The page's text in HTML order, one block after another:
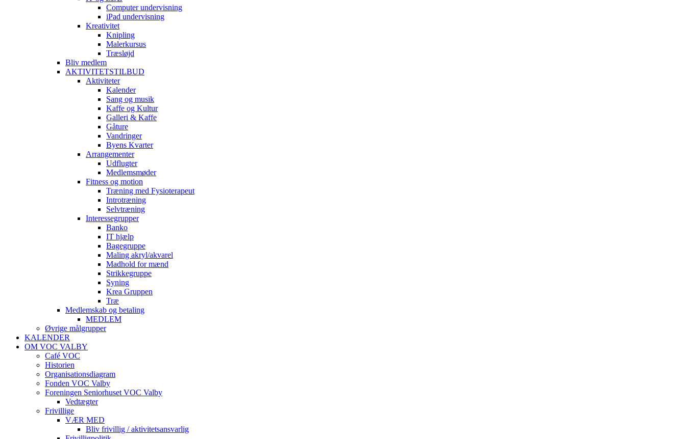
Computer undervisning
iPad undervisning
Kreativitet
Knipling
Malerkursus
Træsløjd
Bliv medlem
AKTIVITETSTILBUD
Aktiviteter
Kalender
Sang og musik
Kaffe og Kultur
Galleri & Kaffe
Gåture
Vandringer
Byens Kvarter
Arrangementer
Udflugter
Medlemsmøder
Fitness og motion
Træning med Fysioterapeut
Introtræning
Selvtræning
Interessegrupper
Banko
IT hjælp
Bagegruppe
Maling akryl/akvarel
Madhold for mænd
Strikkegruppe
Syning
Krea Gruppen
Træ
Medlemskab og betaling
MEDLEM
Øvrige målgrupper
KALENDER
OM VOC VALBY
Café VOC
Historien
Organisationsdiagram
Fonden VOC Valby
Foreningen Seniorhuset VOC Valby
Vedtægter
Frivillige
VÆR MED
Bliv frivillig / aktivitetsansvarlig